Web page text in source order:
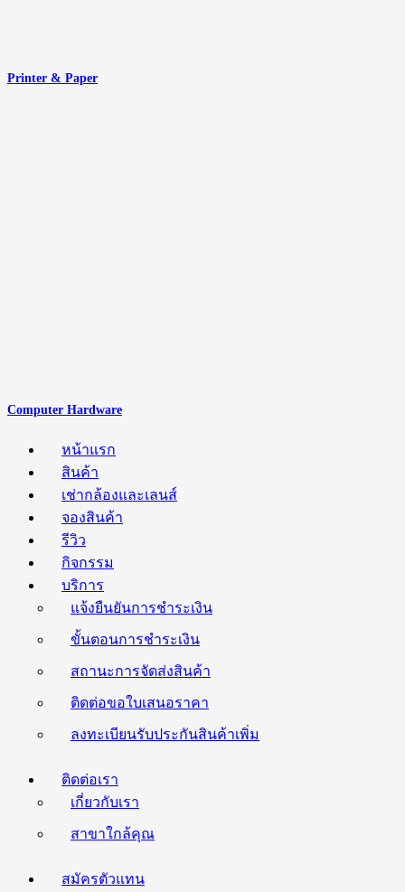
Printer & Paper
Computer Hardware
หน้าแรก
สินค้า
เช่ากล้องและเลนส์
จองสินค้า
รีวิว
กิจกรรม
บริการ
แจ้งยืนยันการชำระเงิน
ขั้นตอนการชำระเงิน
สถานะการจัดส่งสินค้า
ติดต่อขอใบเสนอราคา
ลงทะเบียนรับประกันสินค้าเพิ่ม
ติดต่อเรา
เกี่ยวกับเรา
สาขาใกล้คุณ
สมัครตัวแทน